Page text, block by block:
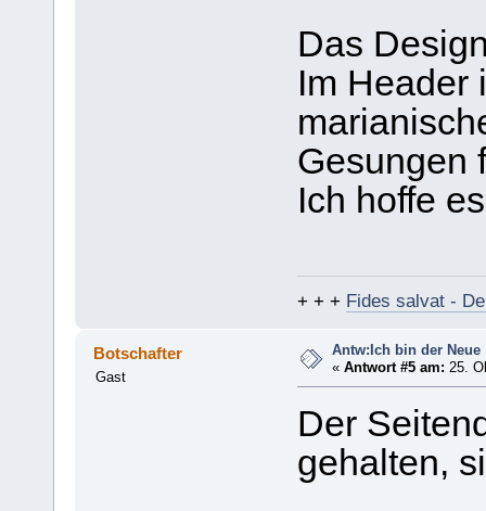
Das
Im Header
Gesungen
Ich hoffe
+ + + Fides salvat -
Botschafter
Gast
Antw:Ich bin der Neue
«Antwort #5 am: 25.
Der
gehalten,